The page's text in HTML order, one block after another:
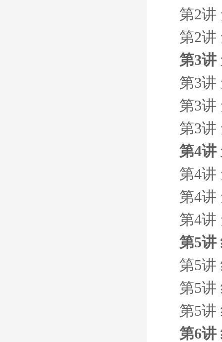
第2讲
第2讲
第3讲
第3讲
第3讲
第3讲
第4讲
第4讲
第4讲
第4讲
第5讲
第5讲
第5讲
第5讲
第6讲